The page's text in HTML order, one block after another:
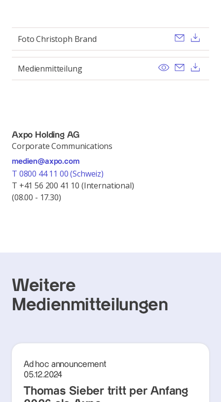
Foto Christoph Brand Send
Medienmitteilung View Send
Axpo Holding AG
Corporate Communications
medien@axpo.com
T 0800 44 11 00 (Schweiz)
T +41 56 200 41 10 (International)
(08.00 - 17.30)
Weitere
Medienmitteilungen
Ad hoc announcement
05.12.2024
Thomas Sieber tritt per Anfang